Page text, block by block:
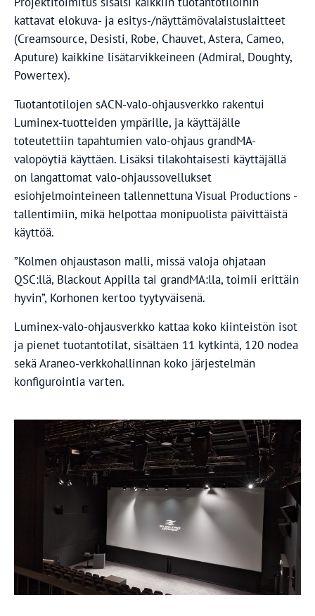
kattavat elokuva- ja esitys-/näyttämövalaistuslaitteet
(Creamsource, Desisti, Robe, Chauvet, Astera, Cameo,
Aputure) kaikkine lisätarvikkeineen (Admiral, Doughty,
Powertex).
Tuotantotilojen sACN-valo-ohjausverkko rakentui
Luminex-tuotteiden ympärille, ja käyttäjälle
toteutettiin tapahtumien valo-ohjaus grandMA-
valopöytiä käyttäen. Lisäksi tilakohtaisesti käyttäjällä
on langattomat valo-ohjaussovellukset
esiohjelmointeineen tallennettuna Visual Productions -
tallentimiin, mikä helpottaa monipuolista päivittäistä
käyttöä.
”Kolmen ohjaustason malli, missä valoja ohjataan
QSC:llä, Blackout Appilla tai grandMA:lla, toimii erittäin
hyvin”, Korhonen kertoo tyytyväisenä.
Luminex-valo-ohjausverkko kattaa koko kiinteistön isot
ja pienet tuotantotilat, sisältäen 11 kytkintä, 120 nodea
sekä Araneo-verkkohallinnan koko järjestelmän
konfigurointia varten.